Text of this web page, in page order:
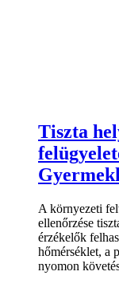
Tiszta
A környezeti
ellenőrzése
érzékelők
hőmérséklet, a
nyomon